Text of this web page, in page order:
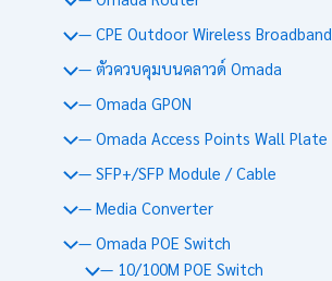
— CPE Outdoor Wireless Broadband
— ตัวควบคุมบนคลาวด์ Omada
— Omada GPON
— Omada Access Points Wall Plate
— SFP+/SFP Module / Cable
— Media Converter
— Omada POE Switch
— 10/100M POE Switch